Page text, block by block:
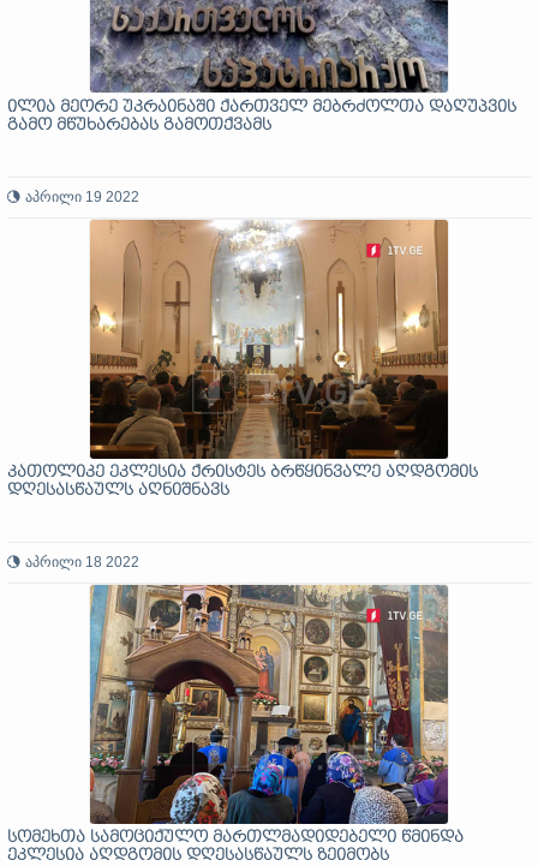
ილია მეორე უკრაინაში ქართველ მებრძოლთა დაღუპვის
გამო მწუხარებას გამოთქვამს
აპრილი 19 2022
კათოლიკე ეკლესია ქრისტეს ბრწყინვალე აღდგომის
დღესასწაულს აღნიშნავს
აპრილი 18 2022
სომეხთა სამოციქულო მართლმადიდებელი წმინდა
ეკლესია აღდგომის დღესასწაულს ზეიმობს